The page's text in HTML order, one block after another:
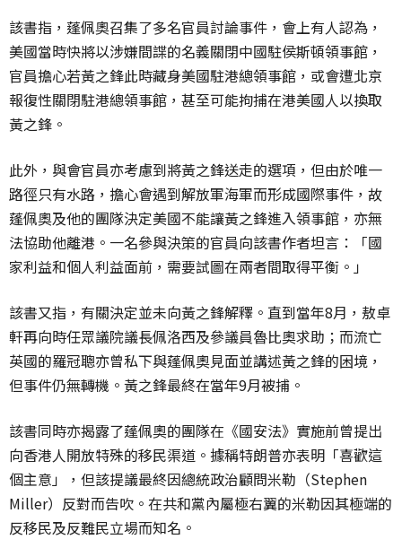
該書指，蓬佩奧召集了多名官員討論事件，會上有人認為，
美國當時快將以涉嫌間諜的名義關閉中國駐侯斯頓領事館，
官員擔心若黃之鋒此時藏身美國駐港總領事館，或會遭北京
報復性關閉駐港總領事館，甚至可能拘捕在港美國人以換取
黃之鋒。
此外，與會官員亦考慮到將黃之鋒送走的選項，但由於唯一
路徑只有水路，擔心會遇到解放軍海軍而形成國際事件，故
蓬佩奧及他的團隊決定美國不能讓黃之鋒進入領事館，亦無
法協助他離港。一名參與決策的官員向該書作者坦言：「國
家利益和個人利益面前，需要試圖在兩者間取得平衡。」
該書又指，有關決定並未向黃之鋒解釋。直到當年8月，敖卓
軒再向時任眾議院議長佩洛西及參議員魯比奧求助；而流亡
英國的羅冠聰亦曾私下與蓬佩奧見面並講述黃之鋒的困境，
但事件仍無轉機。黃之鋒最終在當年9月被捕。
該書同時亦揭露了蓬佩奧的團隊在《國安法》實施前曾提出
向香港人開放特殊的移民渠道。據稱特朗普亦表明「喜歡這
個主意」，但該提議最終因總統政治顧問米勒（Stephen
Miller）反對而告吹。在共和黨內屬極右翼的米勒因其極端的
反移民及反難民立場而知名。